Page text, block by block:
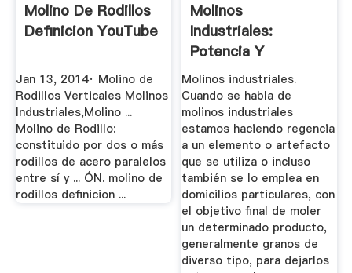
Molino De Rodillos
Definicion YouTube
Jan 13, 2014· Molino de
Rodillos Verticales Molinos
Industriales,Molino ...
Molino de Rodillo:
constituido por dos o más
rodillos de acero paralelos
entre sí y ... ÓN. molino de
rodillos definicion ...
Molinos
Industriales:
Potencia Y
Durabilidad
Molinos industriales.
Cuando se habla de
molinos industriales
estamos haciendo regencia
a un elemento o artefacto
que se utiliza o incluso
también se lo emplea en
domicilios particulares, con
el objetivo final de moler
un determinado producto,
generalmente granos de
diverso tipo, para dejarlos